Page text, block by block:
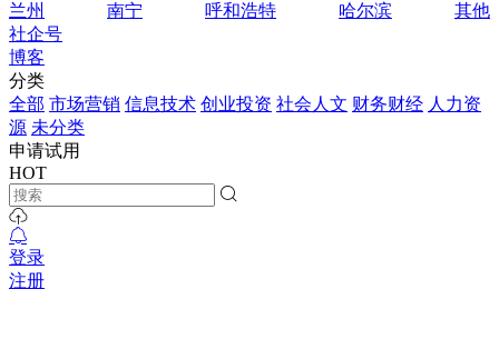
兰州
南宁 呼和浩特 哈尔滨
其他
社企号
博客
分类
全部 市场营销 信息技术 创业投资 社会人文 财务财经 人力资
源 未分类
申请试用
HOT
登录
注册